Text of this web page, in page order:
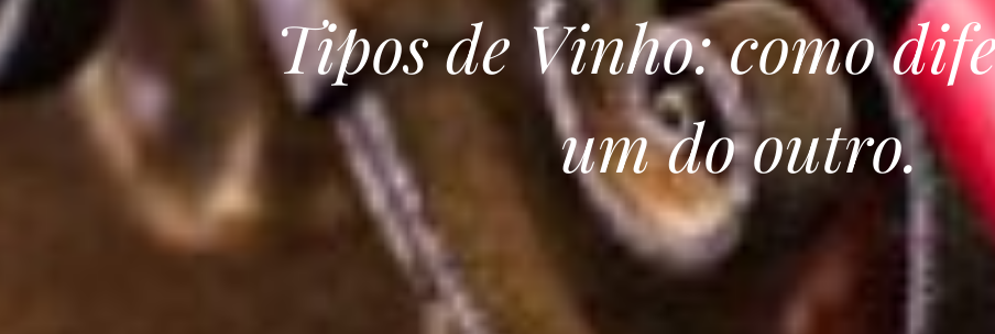
Tipos de Vinho: como
um do outro.